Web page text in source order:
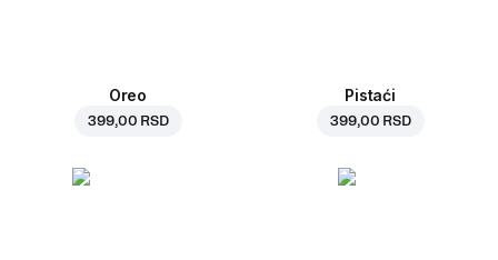
Oreo
399,00 RSD
Pistaći
399,00 RSD